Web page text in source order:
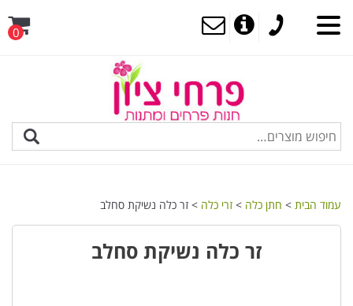
0
עמוד הבית > חתן כלה > זרי כלה > זר כלה נשיקת סחלב
זר כלה נשיקת סחלב